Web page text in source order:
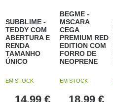
SUBBLIME -
TEDDY COM
ABERTURA E
RENDA
TAMANHO
ÚNICO
EM STOCK
14,99 €
BEGME -
MSCARA
CEGA
PREMIUM RED
EDITION COM
FORRO DE
NEOPRENE
EM STOCK
18,99 €